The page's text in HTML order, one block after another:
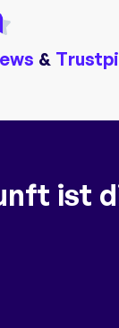
&
ist